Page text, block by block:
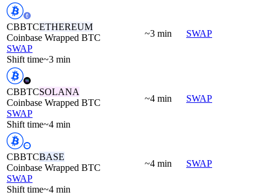
CBBTCETHEREUM
Coinbase Wrapped BTC
SWAP
Shift time~3 min
~3 min SWAP
CBBTCSOLANA
Coinbase Wrapped BTC
SWAP
Shift time~4 min
~4 min SWAP
CBBTCBASE
Coinbase Wrapped BTC
SWAP
Shift time~4 min
~4 min SWAP